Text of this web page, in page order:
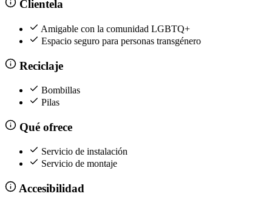
Clientela
Amigable con la comunidad LGBTQ+
Espacio seguro para personas transgénero
Reciclaje
Bombillas
Pilas
Qué ofrece
Servicio de instalación
Servicio de montaje
Accesibilidad